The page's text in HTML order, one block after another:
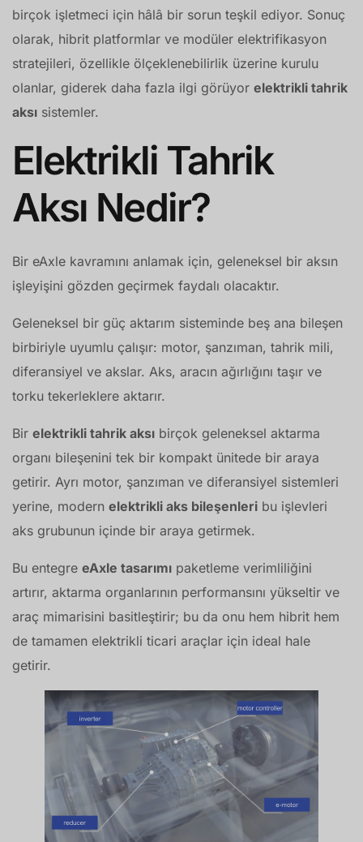
birçok işletmeci için hâlâ bir sorun teşkil ediyor. Sonuç
olarak, hibrit platformlar ve modüler elektrifikasyon
stratejileri, özellikle ölçeklenebilirlik üzerine kurulu
olanlar, giderek daha fazla ilgi görüyor elektrikli tahrik
aksı sistemler.
Elektrikli Tahrik
Aksı Nedir?
Bir eAxle kavramını anlamak için, geleneksel bir aksın
işleyişini gözden geçirmek faydalı olacaktır.
Geleneksel bir güç aktarım sisteminde beş ana bileşen
birbiriyle uyumlu çalışır: motor, şanzıman, tahrik mili,
diferansiyel ve akslar. Aks, aracın ağırlığını taşır ve
torku tekerleklere aktarır.
Bir elektrikli tahrik aksı birçok geleneksel aktarma
organı bileşenini tek bir kompakt ünitede bir araya
getirir. Ayrı motor, şanzıman ve diferansiyel sistemleri
yerine, modern elektrikli aks bileşenleri bu işlevleri
aks grubunun içinde bir araya getirmek.
Bu entegre eAxle tasarımı paketleme verimliliğini
artırır, aktarma organlarının performansını yükseltir ve
araç mimarisini basitleştirir; bu da onu hem hibrit hem
de tamamen elektrikli ticari araçlar için ideal hale
getirir.